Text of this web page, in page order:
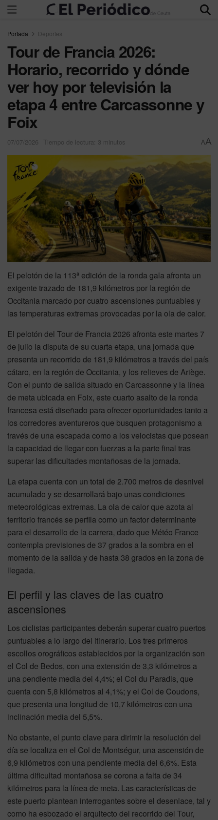
Portada Deportes
Tour de Francia 2026:
Horario, recorrido y dónde
ver hoy por televisión la
etapa 4 entre Carcassonne y
Foix
07/07/2026 Tiempo de lectura: 3 minutos AA
El pelotón de la 113ª edición de la ronda gala afronta un
exigente trazado de 181,9 kilómetros por la región de
Occitania marcado por cuatro ascensiones puntuables y
las temperaturas extremas provocadas por la ola de calor.
El pelotón del Tour de Francia 2026 afronta este martes 7
de julio la disputa de su cuarta etapa, una jornada que
presenta un recorrido de 181,9 kilómetros a través del país
cátaro, en la región de Occitania, y los relieves de Ariège.
Con el punto de salida situado en Carcassonne y la línea
de meta ubicada en Foix, este cuarto asalto de la ronda
francesa está diseñado para ofrecer oportunidades tanto a
los corredores aventureros que busquen protagonismo a
través de una escapada como a los velocistas que posean
la capacidad de llegar con fuerzas a la parte final tras
superar las dificultades montañosas de la jornada.
La etapa cuenta con un total de 2.700 metros de desnivel
acumulado y se desarrollará bajo unas condiciones
meteorológicas extremas. La ola de calor que azota al
territorio francés se perfila como un factor determinante
para el desarrollo de la carrera, dado que Météo France
contempla previsiones de 37 grados a la sombra en el
momento de la salida y de hasta 38 grados en la zona de
llegada.
El perfil y las claves de las cuatro
ascensiones
Los ciclistas participantes deberán superar cuatro puertos
puntuables a lo largo del itinerario. Los tres primeros
escollos orográficos establecidos por la organización son
el Col de Bedos, con una extensión de 3,3 kilómetros a
una pendiente media del 4,4%; el Col du Paradis, que
cuenta con 5,8 kilómetros al 4,1%; y el Col de Coudons,
que presenta una longitud de 10,7 kilómetros con una
inclinación media del 5,5%.
No obstante, el punto clave para dirimir la resolución del
día se localiza en el Col de Montségur, una ascensión de
6,9 kilómetros con una pendiente media del 6,6%. Esta
última dificultad montañosa se corona a falta de 34
kilómetros para la línea de meta. Las características de
este puerto plantean interrogantes sobre el desenlace, tal y
como ha esbozado el arquitecto del recorrido del Tour,